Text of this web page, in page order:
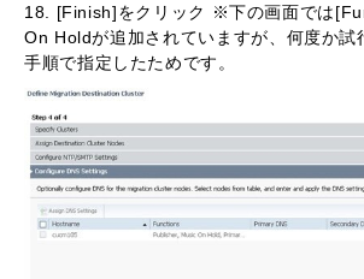
18. [Finish]をクリック ※下の画面では
On Holdが追加されていますが、何度か試
手順で指定したためです。